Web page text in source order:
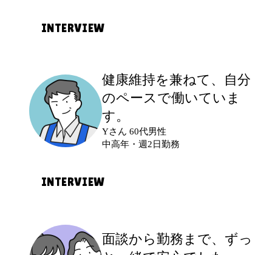
られています。
女性が多い現場で、10代〜60代まで幅広
い年代の方が働いています。和やかな雰
囲気で、安心して作業できています。
土日のどちらかを中心に、月に多くて4回
働きたい方には、とても始めやすい環境
だと思います。
30代から新しい環境に馴染めるか、体力
実際に働いてみて
同年代のスタッフも多く、指示も分かり
やすかったのでスムーズに働けました。
えています。
現場の雰囲気
INTERVIEW
応募のきっかけ
子どもが学校に行っている間に働ける仕
事を探していました。家事の合間にスマ
ホで見つけ、未経験OKだったので応募し
ました。
最初に不安だったこと
るか不安でした。また、子どもの体調不
良などで急に休むことになったらどうし
健康維持を兼ねて、
自分
のペースで働いていま
す。
Yさん 60代男性
中高年・週2日勤務
INTERVIEW
応募のきっかけ
定年退職後も体を動かしたいと思い、健
面談から勤務まで、 ずっ